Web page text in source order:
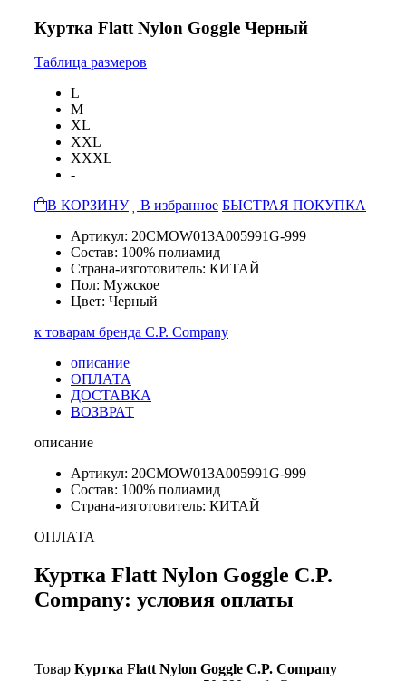
Куртка Flatt Nylon Goggle Черный
Таблица размеров
L
M
XL
XXL
XXXL
-
В КОРЗИНУ
В избранное БЫСТРАЯ ПОКУПКА
Артикул: 20CMOW013A005991G-999
Состав: 100% полиамид
Страна-изготовитель: КИТАЙ
Пол: Мужское
Цвет: Черный
к товарам бренда C.P. Company
описание
ОПЛАТА
ДОСТАВКА
ВОЗВРАТ
описание
Артикул: 20CMOW013A005991G-999
Состав: 100% полиамид
Страна-изготовитель: КИТАЙ
ОПЛАТА
Куртка Flatt Nylon Goggle C.P.
Company: условия оплаты
Товар Куртка Flatt Nylon Goggle C.P. Company